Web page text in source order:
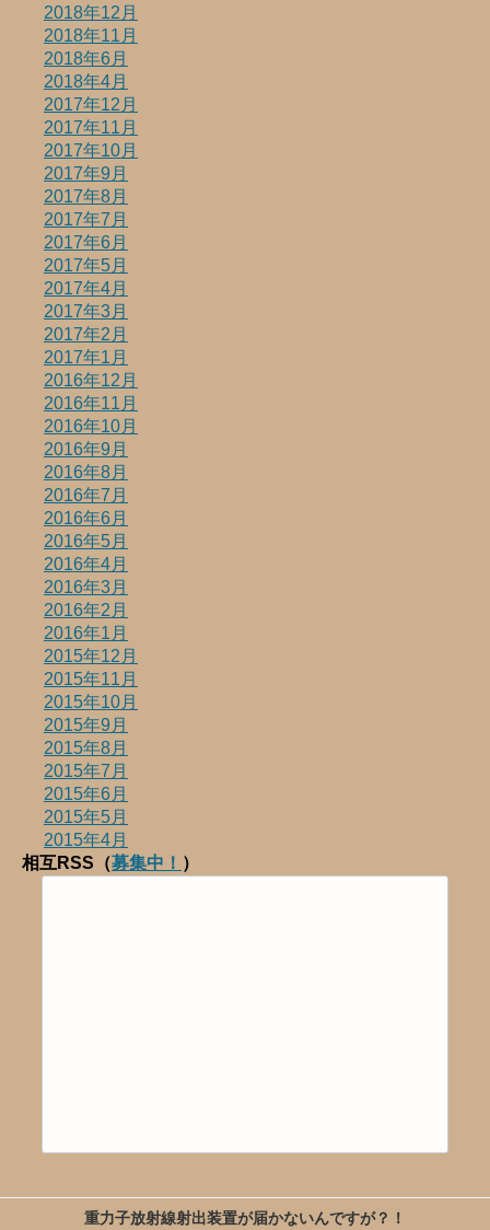
2018年12月
2018年11月
2018年6月
2018年4月
2017年12月
2017年11月
2017年10月
2017年9月
2017年8月
2017年7月
2017年6月
2017年5月
2017年4月
2017年3月
2017年2月
2017年1月
2016年12月
2016年11月
2016年10月
2016年9月
2016年8月
2016年7月
2016年6月
2016年5月
2016年4月
2016年3月
2016年2月
2016年1月
2015年12月
2015年11月
2015年10月
2015年9月
2015年8月
2015年7月
2015年6月
2015年5月
2015年4月
相互RSS（募集中！ ）
重力子放射線射出装置が届かないんですが？！